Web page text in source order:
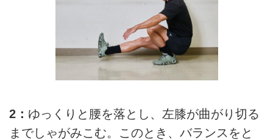
2： ゆっくりと腰を落とし、左膝が曲がり切る
までしゃがみこむ。このとき、バランスをと